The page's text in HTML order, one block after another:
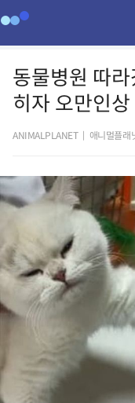
동물병원 따
히자 오만인상
ANIMALPLANET 애니멀플래